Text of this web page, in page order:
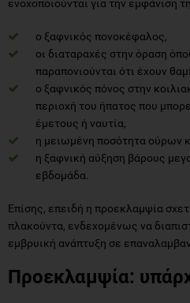
ενοχοποιούνται για την εμφάνιση
ο ξαφνικός πονοκέφαλος,
οι διαταραχές στην όραση
παραπονιούνται ότι έχουν
ο ξαφνικός πόνος στην
περιοχή του ήπατος που
έμετους ή ναυτία,
η μειωμένη ποσότητα ούρων
η ξαφνική αύξηση βάρους
εβδομάδα.
Επίσης, επειδή η προεκλαμψία
πλακούντα, ενδεχομένως να
εμβρυική ανάπτυξη σε
Προεκλαμψία: